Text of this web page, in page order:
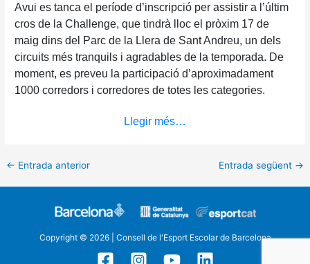
Avui es tanca el període d’inscripció per assistir a l’últim
cros de la Challenge, que tindrà lloc el pròxim 17 de
maig dins del Parc de la Llera de Sant Andreu, un dels
circuits més tranquils i agradables de la temporada. De
moment, es preveu la participació d’aproximadament
1000 corredors i corredores de totes les categories.
Llegir més…
← Entrada anterior Entrada següent →
Copyright © 2026 | Consell de l'Esport Escolar de Barcelona